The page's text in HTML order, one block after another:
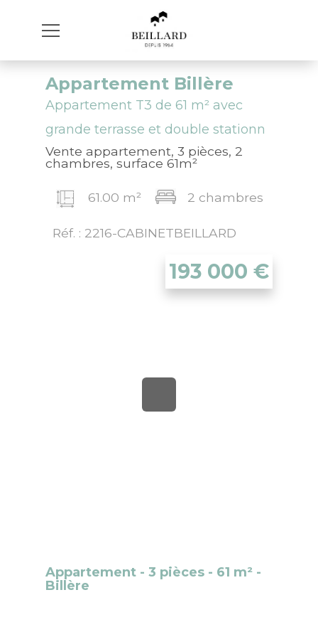
Appartement Billère
Appartement T3 de 61 m² avec
grande terrasse et double stationn
Vente appartement, 3 pièces, 2
chambres, surface 61m²
61.00 m² 2 chambres
Réf. : 2216-CABINETBEILLARD
193 000 €
Appartement - 3 pièces - 61 m² -
Billère